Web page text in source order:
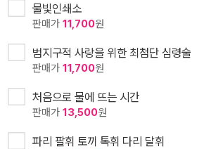
물빛인쇄소
판매가 11,700원
범지구적 사랑을 위한 최첨단 심령술
판매가 11,700원
처음으로 물에 뜨는 시간
판매가 13,500원
파리 팔휘 토끼 톡휘 다리 달휘